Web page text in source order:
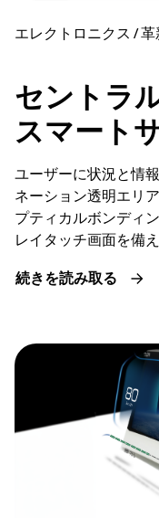
エレクトロニクス /
セントラ
スマート
ユーザーに状況と情
ネーション透明エリ
プティカルボンディ
レイタッチ画面を備
続きを読み取る